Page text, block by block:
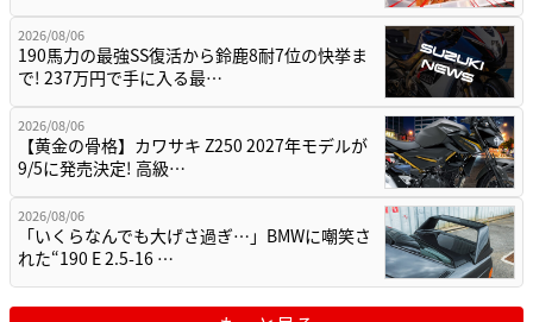
2026/08/06
190馬力の最強SS復活から鈴鹿8耐7位の快挙ま
で! 237万円で手に入る最…
2026/08/06
【黄金の骨格】カワサキ Z250 2027年モデルが
9/5に発売決定! 高級…
2026/08/06
「いくらなんでも大げさ過ぎ…」BMWに嘲笑さ
れた“190 E 2.5-16 …